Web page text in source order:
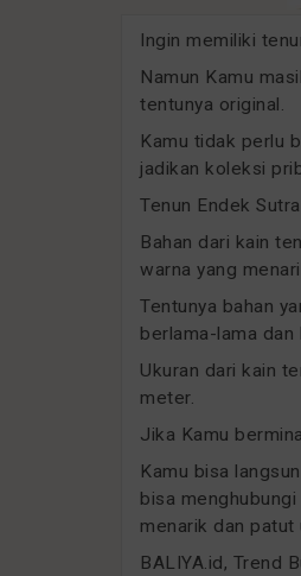
Ingin memiliki
Namun Kamu
tentunya original.
Kamu tidak perlu
jadikan koleksi
Tenun Endek
Bahan dari kain
warna yang
Tentunya bahan
berlama-lama
Ukuran dari kain
meter.
Jika Kamu
Kamu bisa
bisa
menarik dan patut
BALIYA.id, Trend